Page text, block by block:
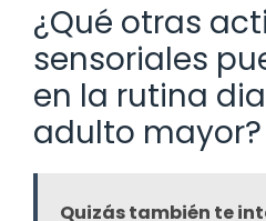
¿Qué otras
sensoriales
en la rutina
adulto mayor?
Quizás también te